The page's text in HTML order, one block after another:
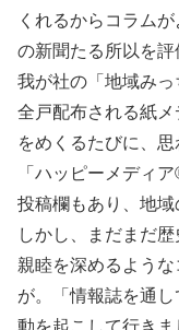
くれるからコラム
の新聞たる所以を評
我が社の「地域み
全戸配布される紙
をめくるたびに、
「ハッピーメディ
投稿欄もあり、地域
しかし、まだまだ
親睦を深めるよう
が。「情報誌を通
動を起こして行き